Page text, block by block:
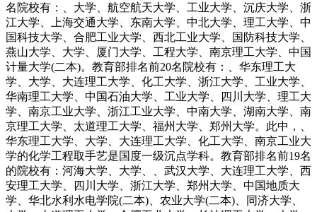
名院校有：、大学、航空航天大学、工业大学、沉庆大学、浙
江大学、上海交通大学、东南大学、中北大学、理工大学、中
国科技大学、合肥工业大学、西北工业大学、国防科技大学、
燕山大学、大学、厦门大学、工程大学、南京理工大学、中国
计量大学(二本)。教育部排名前20名院校有：、华东理工大
学、大学、大连理工大学、化工大学、浙江大学、工业大学、
华南理工大学、中国石油大学、工业大学、四川大学、理工大
学、南京工业大学、浙江工业大学、中南大学、湖南大学、南
京理工大学、太道理工大学、福州大学、郑州大学。此中，、
华东理工大学、大学、大连理工大学、化工大学、南京工业大
学的化学工程取手艺是国度一级沉点学科。教育部排名前19名
的院校有：河海大学、大学、、武汉大学、大连理工大学、西
安理工大学、四川大学、浙江大学、郑州大学、中国地质大
学、华北水利水电学院(二本)、农业大学(二本)、同济大学、